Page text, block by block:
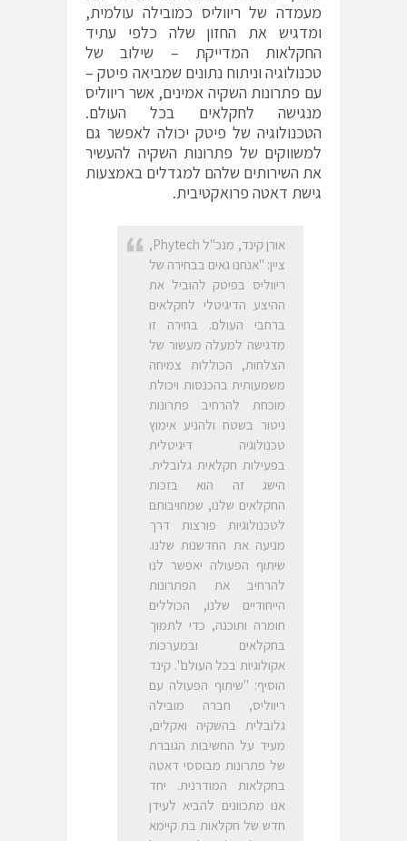
מעמדה של ריווליס כמובילה עולמית,
ומדגיש את החזון שלה כלפי עתיד
החקלאות המדייקת – שילוב של
טכנולוגיה וניתוח נתונים שמביאה פיטק –
עם פתרונות השקיה אמינים, אשר ריווליס
מנגישה לחקלאים בכל העולם.
הטכנולוגיה של פיטק יכולה לאפשר גם
למשווקים של פתרונות השקיה להעשיר
את השירותים שלהם למגדלים באמצעות
גישת דאטה פרואקטיבית.
אורן קינד, מנכ"ל Phytech,
ציין: "אנחנו גאים בבחירה של
ריווליס בפיטק להוביל את
ההיצע הדיגיטלי לחקלאים
ברחבי העולם. בחירה זו
מדגישה למעלה מעשור של
הצלחות, הכוללות צמיחה
משמעותית בהכנסות ויכולת
מוכחת להרחיב פתרונות
ניטור בשטח ולהניע אימוץ
טכנולוגיה דיגיטלית
בפעילות חקלאית גלובלית.
הישג זה הוא בזכות
החקלאים שלנו, שמחויבותם
לטכנולוגיות פורצות דרך
מניעה את החדשנות שלנו.
שיתוף הפעולה יאפשר לנו
להרחיב את הפתרונות
הייחודיים שלנו, הכוללים
חומרה ותוכנה, כדי לתמוך
בחקלאים ובמערכות
אקולוגיות בכל העולם". קינד
הוסיף: "שיתוף הפעולה עם
ריווליס, חברה מובילה
גלובלית בהשקיה ואקלים,
מעיד על החשיבות הגוברת
של פתרונות מבוססי דאטה
בחקלאות המודרנית. יחד
אנו מתכוונים להביא לעידן
חדש של חקלאות בת קיימא